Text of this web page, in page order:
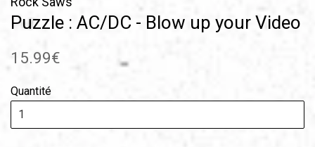
Puzzle : AC/DC - Blow up your Video
Prix
15.99€
Quantité